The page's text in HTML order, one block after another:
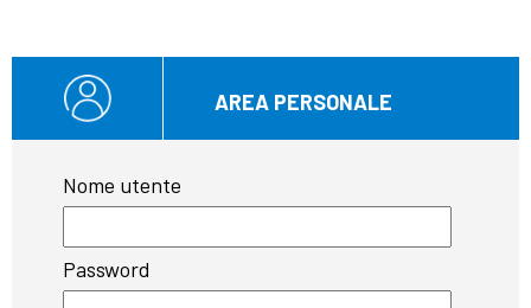
AREA PERSONALE
Nome utente
Password